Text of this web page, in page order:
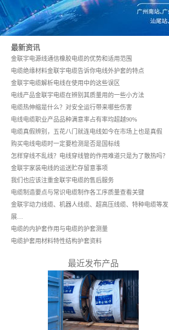
最新资讯
金联宇电源线通信橡胶电缆的优势和适用范围
电缆绝缘材料金联宇电缆告诉你电线外护套的特点
金联宇电缆解析电线在使用中的这些误区
电线产品金联宇电缆在辨别其质量用的一些小方法
电缆热伸缩是什么？对安全运行带来哪些伤害
电线电缆职业产品品种满意率占有率均超越90%
电缆真假辨别，五花八门就连电线如今在市场上也是真假
购买电线电缆时一定要检测是否是国标线
怎样穿线不乱线？电线穿线管的作用难道只是为了散热吗？
金联宇家装电线的运送贮存留意事项
我们也应该注重金联宇电缆的售后服务
电缆制造要点与常识电缆制作各工序质量查看关键
金联宇动力线缆、机器人线缆、超高压线缆、特种电缆等发
展…
电缆的内护套作用与电缆的护套测量
电缆护套用材料特性结构护套资料
最近发布产品